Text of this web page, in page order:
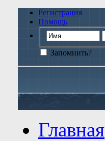
Регистрация
Помощь
Запомнить?
Главная